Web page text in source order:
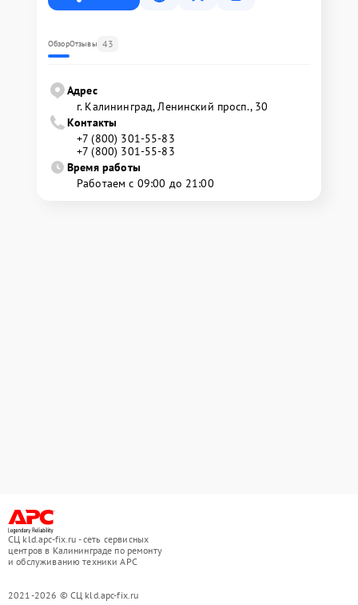
ОбзорОтзывы 43
Адрес
г. Калининград, Ленинский просп., 30
Контакты
+7 (800) 301-55-83
+7 (800) 301-55-83
Время работы
Работаем с 09:00 до 21:00
СЦ kld.apc-fix.ru - сеть сервисных
центров в Калининграде по ремонту
и обслуживанию техники APC
2021-2026 © СЦ kld.apc-fix.ru